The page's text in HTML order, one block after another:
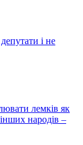
і не
лемків як
інших народів –